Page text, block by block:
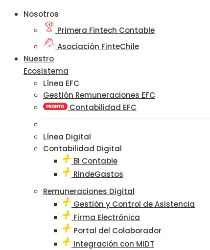
Nosotros
Primera Fintech Contable
Asociación FinteChile
Nuestro
Ecosistema
Línea EFC
Gestión Remuneraciones EFC
Contabilidad EFC
Línea Digital
Contabilidad Digital
BI Contable
RindeGastos
Remuneraciones Digital
Gestión y Control de Asistencia
Firma Electrónica
Portal del Colaborador
Integración con MiDT